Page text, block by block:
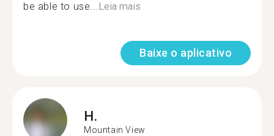
be able to use...Leia mais
Baixe o aplicativo
H.
Mountain View